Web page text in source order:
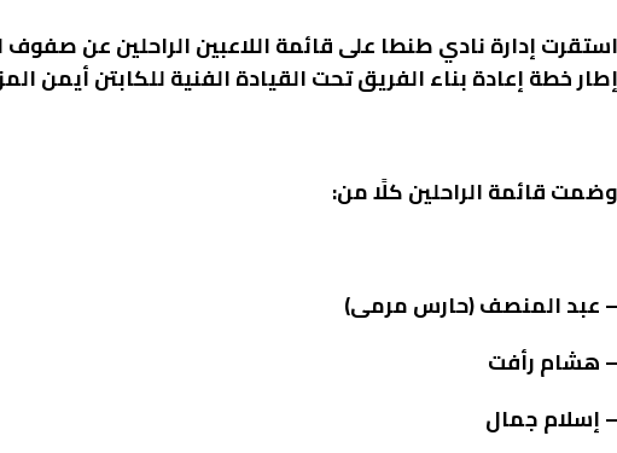
استقرت إدارة نادي طنطا على قائمة اللاعبين الراحلين عن
إطار خطة إعادة بناء الفريق تحت القيادة الفنية للكابتن أيمن
وضمت قائمة الراحلين كلًا من:
– عبد المنصف (حارس مرمى)
– هشام رأفت
– إسلام جمال